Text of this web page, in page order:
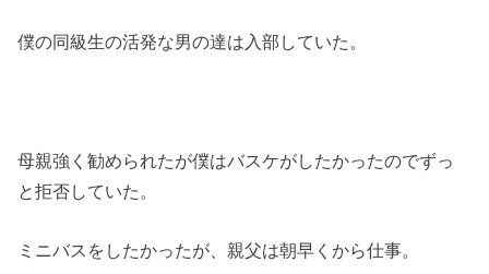
僕の同級生の活発な男の達は入部していた。
母親強く勧められたが僕はバスケがしたかったのでずっ
と拒否していた。
ミニバスをしたかったが、親父は朝早くから仕事。